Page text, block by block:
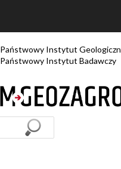
Państwowy Instytut
Państwowy Instytut Badawczy